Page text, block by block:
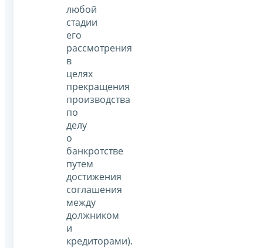
любой
стадии
его
рассмотрения
в
целях
прекращения
производства
по
делу
о
банкротстве
путем
достижения
соглашения
между
должником
и
кредиторами).